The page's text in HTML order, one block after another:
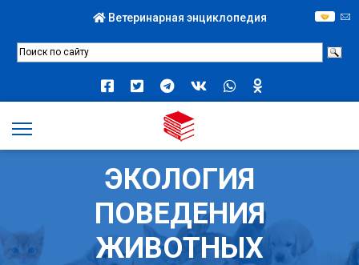
Ветеринарная энциклопедия
ЭКОЛОГИЯ
ПОВЕДЕНИЯ
ЖИВОТНЫХ